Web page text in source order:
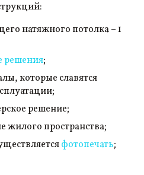
натяжного потолка – 1
решения;
которые славятся
решение;
жилого пространства;
фотопечать;